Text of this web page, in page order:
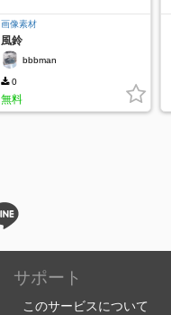
画像素材
風鈴
bbbman
0
無料
サポート
このサービスについて